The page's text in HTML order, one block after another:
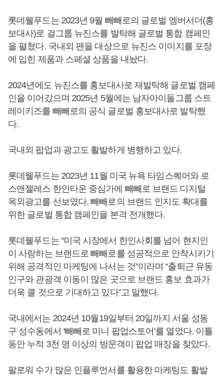
롯데웰푸드는 2023년 9월 빼빼로의 글로벌 엠버서더(홍
보대사)로 걸그룹 뉴진스를 발탁해 글로벌 통합 캠페인
을 펼쳤다. 국내외 팬을 대상으로 뉴진스 이미지를 포장
에 입힌 제품과 스페셜 상품을 내놨다.
2024년에도 뉴진스를 홍보대사로 재발탁해 글로벌 캠페
인을 이어갔으며 2025년 5월에는 남자아이돌그룹 스트
레이키즈를 빼빼로의 공식 글로벌 홍보대사로 발탁했
다.
국내외 팝업과 광고도 활발하게 병행하고 있다.
롯데웰푸드는 2023년 11월 미국 뉴욕 타임스퀘어와 로
스앤젤레스 한인타운 중심가에 빼빼로 브랜드 디지털
옥외광고를 선보였다. 빼빼로의 브랜드 인지도 확대를
위한 글로벌 통합 캠페인을 본격 전개했다.
롯데웰푸드는 “미국 시장에서 한인사회를 넘어 현지인
이 사랑하는 브랜드로 빼빼로를 성공적으로 안착시키기
위해 공격적인 마케팅에 나서는 것”이라며 “출퇴근 유동
인구와 관광객 이동이 많은 곳으로 브랜드 홍보 효과가
더욱 클 것으로 기대하고 있다”고 말했다.
국내에서는 2024년 10월19일부터 20일까지 서울 성동
구 성수동에서 ‘빼빼로 미니 팝업스토어’를 열었다. 이틀
동안 누적 3천 명 이상의 방문객이 팝업 매장을 찾았다.
팔로워 수가 많은 인플루언서를 활용한 마케팅도 활발